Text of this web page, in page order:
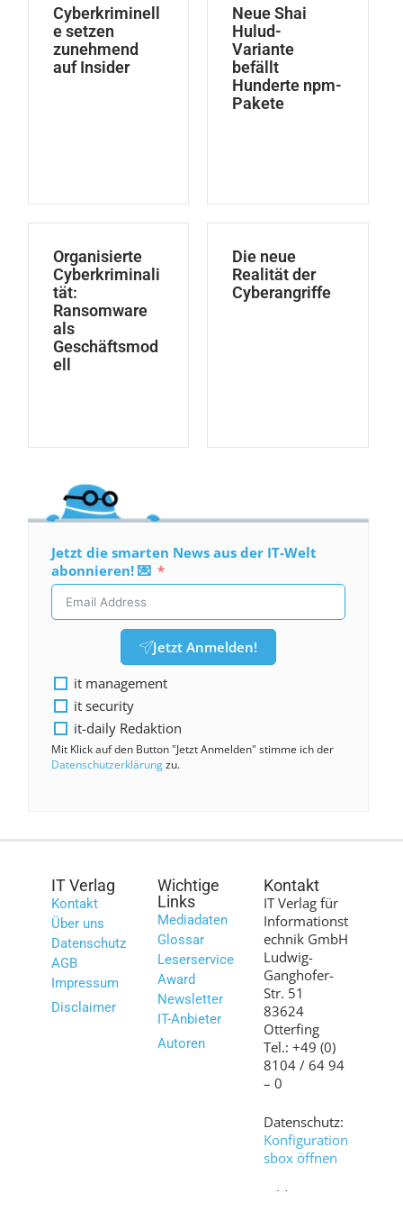
Cyberkriminell
e setzen
zunehmend
auf Insider
Neue Shai
Hulud-
Variante
befällt
Hunderte npm-
Pakete
Organisierte
Cyberkriminali
tät:
Ransomware
als
Geschäftsmod
ell
Die neue
Realität der
Cyberangriffe
Jetzt die smarten News aus der IT-Welt
abonnieren! 💌
Jetzt Anmelden!
it management
it security
it-daily Redaktion
Mit Klick auf den Button "Jetzt Anmelden" stimme ich der
Datenschutzerklärungzu.
IT Verlag
Kontakt
Über uns
Datenschutz
AGB
Impressum
Disclaimer
Wichtige
Links
Mediadaten
Glossar
Leserservice
Award
Newsletter
IT-Anbieter
Autoren
Kontakt
IT Verlag für
Informationst
echnik GmbH
Ludwig-
Ganghofer-
Str. 51
83624
Otterfing
Tel.: +49 (0)
8104 / 64 94
– 0
Datenschutz:
Konfiguration
sbox öffnen
Bilder: